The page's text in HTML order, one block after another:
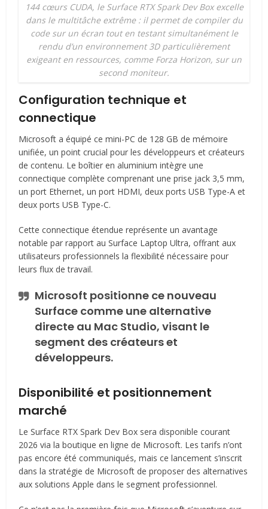
144 cœurs CUDA, le Surface RTX Spark Dev Box excelle
dans le multitâche extrême : il permet de compiler du
code sur un écran tout en testant simultanément le
rendu d’un environnement 3D particulièrement
exigeant en ressources, comme Forza Horizon, sur un
second moniteur.
Configuration technique et
connectique
Microsoft a équipé ce mini-PC de 128 GB de mémoire
unifiée, un point crucial pour les développeurs et créateurs
de contenu. Le boîtier en aluminium intègre une
connectique complète comprenant une prise jack 3,5 mm,
un port Ethernet, un port HDMI, deux ports USB Type-A et
deux ports USB Type-C.
Cette connectique étendue représente un avantage
notable par rapport au Surface Laptop Ultra, offrant aux
utilisateurs professionnels la flexibilité nécessaire pour
leurs flux de travail.
Microsoft positionne ce nouveau
Surface comme une alternative
directe au Mac Studio, visant le
segment des créateurs et
développeurs.
Disponibilité et positionnement
marché
Le Surface RTX Spark Dev Box sera disponible courant
2026 via la boutique en ligne de Microsoft. Les tarifs n’ont
pas encore été communiqués, mais ce lancement s’inscrit
dans la stratégie de Microsoft de proposer des alternatives
aux solutions Apple dans le segment professionnel.